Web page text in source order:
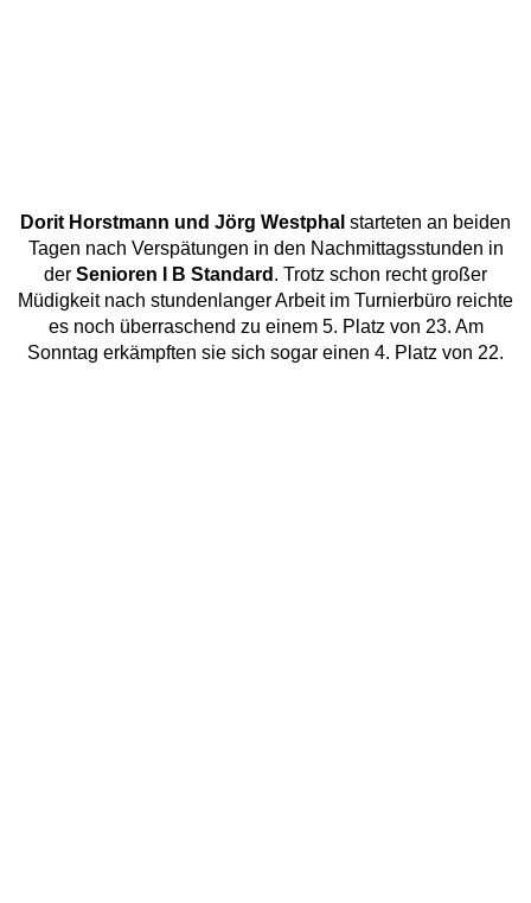
Dorit Horstmann und Jörg Westphal starteten an beiden
Tagen nach Verspätungen in den Nachmittagsstunden in
der Senioren I B Standard . Trotz schon recht großer
Müdigkeit nach stundenlanger Arbeit im Turnierbüro reichte
es noch überraschend zu einem 5. Platz von 23. Am
Sonntag erkämpften sie sich sogar einen 4. Platz von 22.